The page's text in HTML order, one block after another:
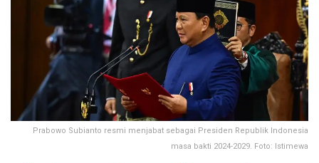
Prabowo Subianto resmi menjabat sebagai Presiden Republik Indonesia
masa bakti 2024-2029. Foto: Istimewa